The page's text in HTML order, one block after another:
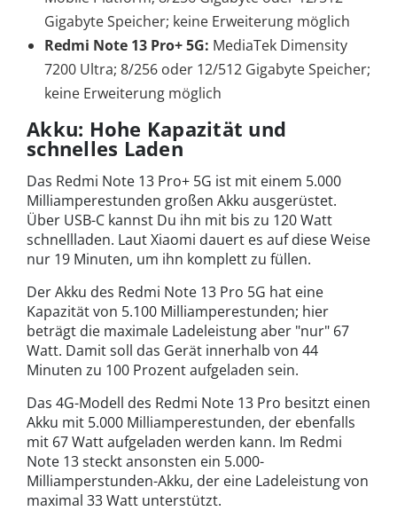
Gigabyte Speicher; keine Erweiterung möglich
Redmi Note 13 Pro+ 5G: MediaTek Dimensity
7200 Ultra; 8/256 oder 12/512 Gigabyte Speicher;
keine Erweiterung möglich
Akku: Hohe Kapazität und
schnelles Laden
Das Redmi Note 13 Pro+ 5G ist mit einem 5.000
Milliamperestunden großen Akku ausgerüstet.
Über USB-C kannst Du ihn mit bis zu 120 Watt
schnellladen. Laut Xiaomi dauert es auf diese Weise
nur 19 Minuten, um ihn komplett zu füllen.
Der Akku des Redmi Note 13 Pro 5G hat eine
Kapazität von 5.100 Milliamperestunden; hier
beträgt die maximale Ladeleistung aber "nur" 67
Watt. Damit soll das Gerät innerhalb von 44
Minuten zu 100 Prozent aufgeladen sein.
Das 4G-Modell des Redmi Note 13 Pro besitzt einen
Akku mit 5.000 Milliamperestunden, der ebenfalls
mit 67 Watt aufgeladen werden kann. Im Redmi
Note 13 steckt ansonsten ein 5.000-
Milliamperstunden-Akku, der eine Ladeleistung von
maximal 33 Watt unterstützt.